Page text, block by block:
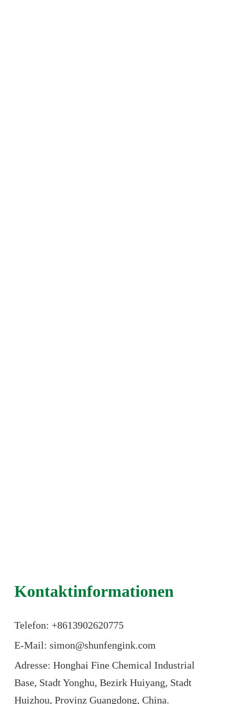
Kontaktinformationen
Telefon: +8613902620775
E-Mail: simon@shunfengink.com
Adresse: Honghai Fine Chemical Industrial
Base, Stadt Yonghu, Bezirk Huiyang, Stadt
Huizhou, Provinz Guangdong, China.